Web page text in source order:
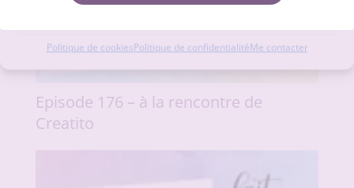
Politique de cookiesPolitique de confidentialitéMe contacter
Episode 176 – à la rencontre de
Creatito